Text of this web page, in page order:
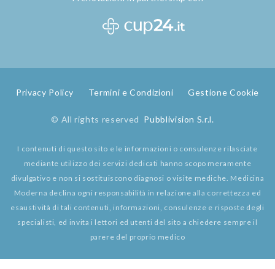
Privacy Policy Termini e Condizioni Gestione Cookie
© All rights reserved Pubblivision S.r.l.
I contenuti di questo sito e le informazioni o consulenze rilasciate
mediante utilizzo dei servizi dedicati hanno scopo meramente
divulgativo e non si sostituiscono diagnosi o visite mediche. Medicina
Moderna declina ogni responsabilità in relazione alla correttezza ed
esaustività di tali contenuti, informazioni, consulenze e risposte degli
specialisti, ed invita i lettori ed utenti del sito a chiedere sempre il
parere del proprio medico